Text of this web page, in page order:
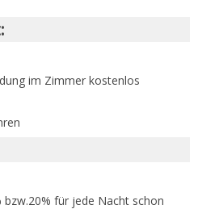
im Zimmer kostenlos
für jede Nacht schon